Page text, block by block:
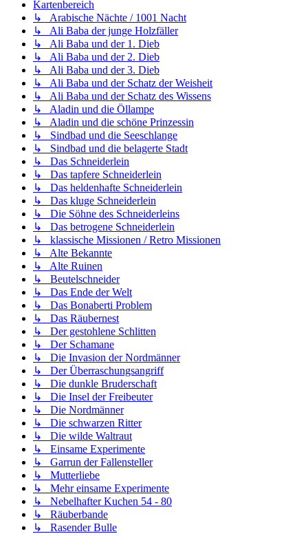
Kartenbereich
↳ Arabische Nächte / 1001 Nacht
↳ Ali Baba der junge Holzfäller
↳ Ali Baba und der 1. Dieb
↳ Ali Baba und der 2. Dieb
↳ Ali Baba und der 3. Dieb
↳ Ali Baba und der Schatz der Weisheit
↳ Ali Baba und der Schatz des Wissens
↳ Aladin und die Öllampe
↳ Aladin und die schöne Prinzessin
↳ Sindbad und die Seeschlange
↳ Sindbad und die belagerte Stadt
↳ Das Schneiderlein
↳ Das tapfere Schneiderlein
↳ Das heldenhafte Schneiderlein
↳ Das kluge Schneiderlein
↳ Die Söhne des Schneiderleins
↳ Das betrogene Schneiderlein
↳ klassische Missionen / Retro Missionen
↳ Alte Bekannte
↳ Alte Ruinen
↳ Beutelschneider
↳ Das Ende der Welt
↳ Das Bonaberti Problem
↳ Das Räubernest
↳ Der gestohlene Schlitten
↳ Der Schamane
↳ Die Invasion der Nordmänner
↳ Der Überraschungsangriff
↳ Die dunkle Bruderschaft
↳ Die Insel der Freibeuter
↳ Die Nordmänner
↳ Die schwarzen Ritter
↳ Die wilde Waltraut
↳ Einsame Experimente
↳ Garrun der Fallensteller
↳ Mutterliebe
↳ Mehr einsame Experimente
↳ Nebelhafter Kuchen 54 - 80
↳ Räuberbande
↳ Rasender Bulle